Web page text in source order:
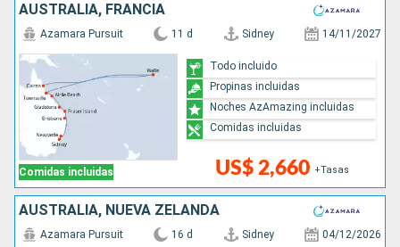
AUSTRALIA, FRANCIA
Comidas incluidas
Azamara Pursuit 11 d Sidney 14/11/2027
US$ 2,660 +Tasas
Todo incluido
Propinas incluidas
Noches AzAmazing incluidas
Comidas incluidas
AUSTRALIA, NUEVA ZELANDA
Azamara Pursuit 16 d Sidney 04/12/2026